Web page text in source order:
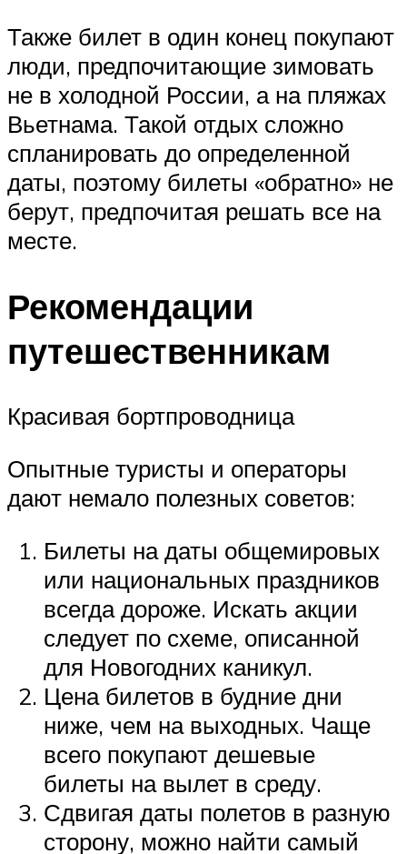
Также билет в один конец покупают
люди, предпочитающие зимовать
не в холодной России, а на пляжах
Вьетнама. Такой отдых сложно
спланировать до определенной
даты, поэтому билеты «обратно» не
берут, предпочитая решать все на
месте.
Рекомендации
путешественникам
Красивая бортпроводница
Опытные туристы и операторы
дают немало полезных советов:
Билеты на даты общемировых
или национальных праздников
всегда дороже. Искать акции
следует по схеме, описанной
для Новогодних каникул.
Цена билетов в будние дни
ниже, чем на выходных. Чаще
всего покупают дешевые
билеты на вылет в среду.
Сдвигая даты полетов в разную
сторону, можно найти самый